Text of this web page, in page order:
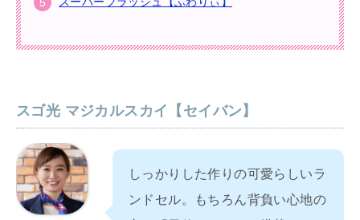
スゴ光 マジカルスカイ【セイバン】
しっかりした作りの可愛らしいラ
ンドセル。もちろん背負い心地の